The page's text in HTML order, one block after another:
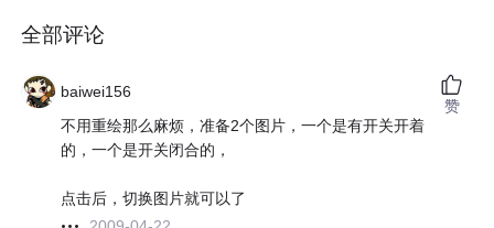
全部评论
baiwei156
不用重绘那么麻烦，准备2个图片，一个是有开关开着
的，一个是开关闭合的，
点击后，切换图片就可以了
赞